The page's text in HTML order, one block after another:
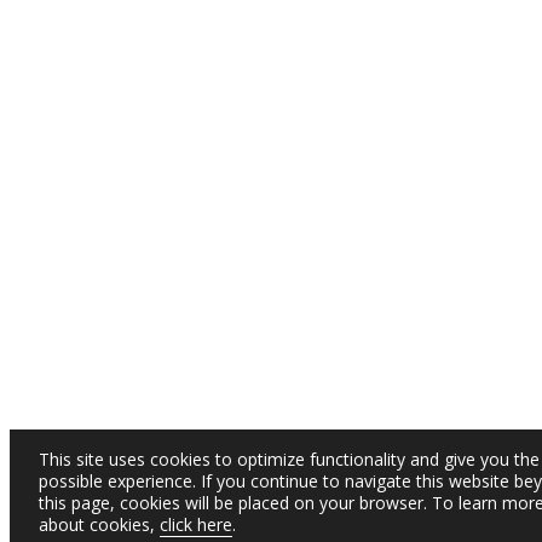
This site uses cookies to optimize functionality and give you
possible experience. If you continue to navigate this website
this page, cookies will be placed on your browser. To learn
about cookies, click here.